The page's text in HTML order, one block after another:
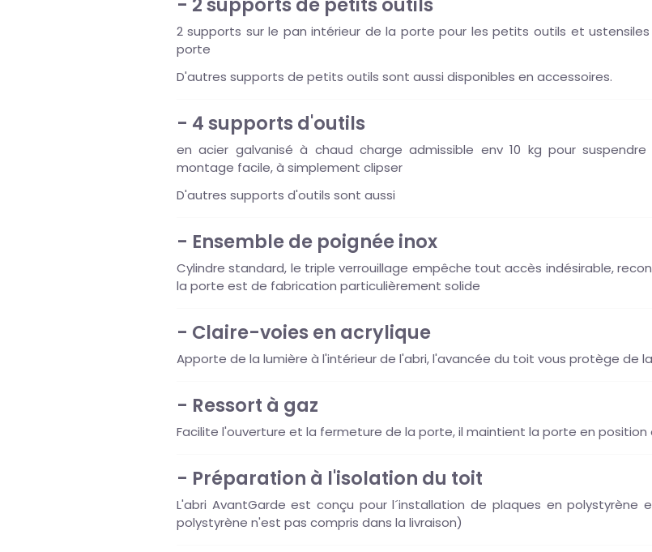
2 supports sur le pan intérieur de la porte pour les petits outils et
porte
D'autres supports de petits outils sont aussi disponibles en accessoires.
- 4 supports d'outils
en acier galvanisé à chaud charge admissible env 10 kg pour suspendre
montage facile, à simplement clipser
D'autres supports d'outils sont aussi
- Ensemble de poignée inox
Cylindre standard, le triple verrouillage empêche tout accès indésirable,
la porte est de fabrication particulièrement solide
- Claire-voies en acrylique
Apporte de la lumière à l'intérieur de l'abri, l'avancée du toit vous protège de
- Ressort à gaz
Facilite l'ouverture et la fermeture de la porte, il maintient la porte en
- Préparation à l'isolation du toit
L'abri AvantGarde est conçu pour l´installation de plaques en polystyrène
polystyrène n'est pas compris dans la livraison)